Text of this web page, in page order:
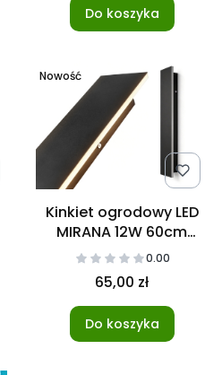
Do koszyka
Nowość
Kinkiet ogrodowy LED
MIRANA 12W 60cm
4000K IP44 czarny
0.00
65,00 zł
Do koszyka